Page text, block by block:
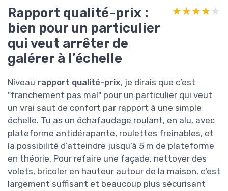
Rapport qualité-prix :
bien pour un particulier
qui veut arrêter de
galérer à l’échelle
★★★★★
★★★★★
Niveau rapport qualité-prix, je dirais que c’est
"franchement pas mal" pour un particulier qui veut
un vrai saut de confort par rapport à une simple
échelle. Tu as un échafaudage roulant, en alu, avec
plateforme antidérapante, roulettes freinables, et
la possibilité d’atteindre jusqu’à 5 m de plateforme
en théorie. Pour refaire une façade, nettoyer des
volets, bricoler en hauteur autour de la maison, c’est
largement suffisant et beaucoup plus sécurisant